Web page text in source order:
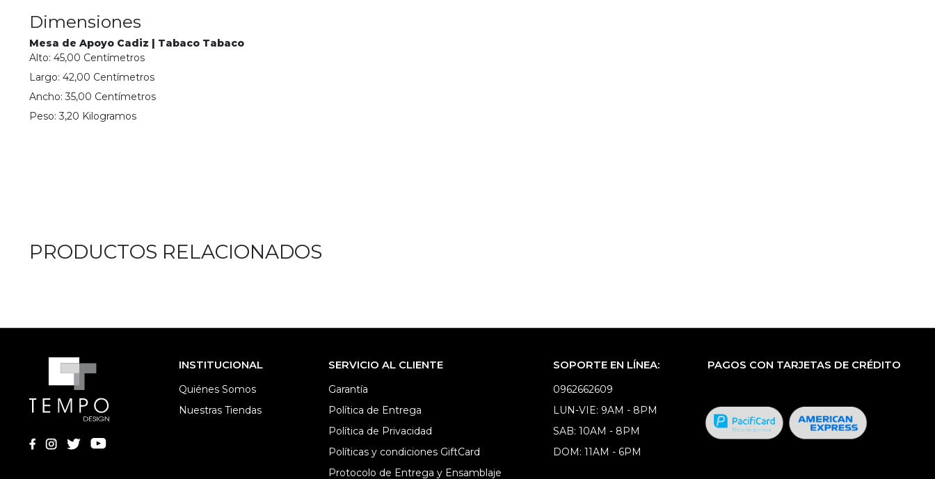
Dimensiones
Mesa de Apoyo Cadiz | Tabaco Tabaco
Alto: 45,00 Centímetros
Largo: 42,00 Centímetros
Ancho:35,00 Centímetros
Peso:3,20 Kilogramos
PRODUCTOS RELACIONADOS
INSTITUCIONAL
Quiénes Somos
Nuestras Tiendas
SERVICIO AL CLIENTE
Garantía
Política de Entrega
Política de Privacidad
Políticas y condiciones GiftCard
Protocolo de Entrega y Ensamblaje
SOPORTE EN LÍNEA:
0962662609
LUN-VIE: 9AM - 8PM
SAB: 10AM - 8PM
DOM: 11AM - 6PM
PAGOS CON TARJETAS DE CRÉDITO